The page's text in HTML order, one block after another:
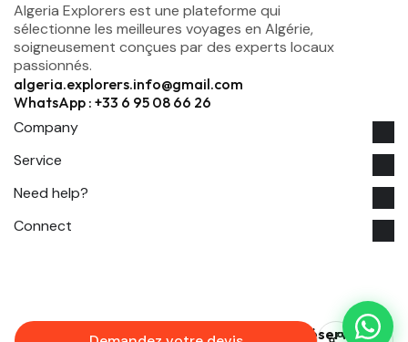
Algeria Explorers est une plateforme qui
sélectionne les meilleures voyages en Algérie,
soigneusement conçues par des experts locaux
passionnés.
algeria.explorers.info@gmail.com
WhatsApp : +33 6 95 08 66 26
Company
Service
Need help?
Connect
© 2026 Algeria Explorers. Tous droits réservés.